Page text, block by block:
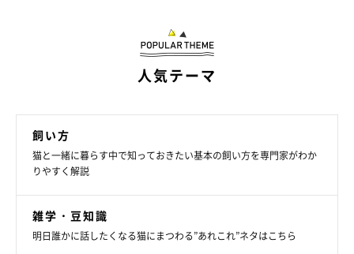
やせすぎ？ 肥満？ 定期的に獣医師のチェ
人気テーマ
飼い方
猫と一緒に暮らす中で知っておきたい基本の飼い方を専門家がわか
りやすく解説
雑学・豆知識
明日誰かに話したくなる猫にまつわる”あれこれ”ネタはこちら